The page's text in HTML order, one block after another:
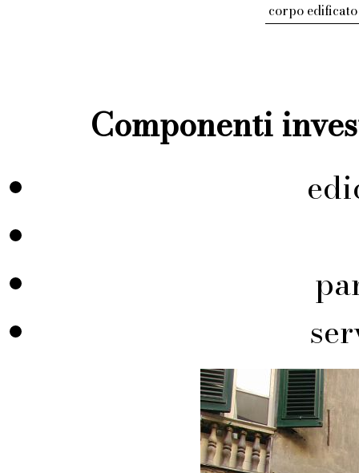
corpo edificato
Componenti